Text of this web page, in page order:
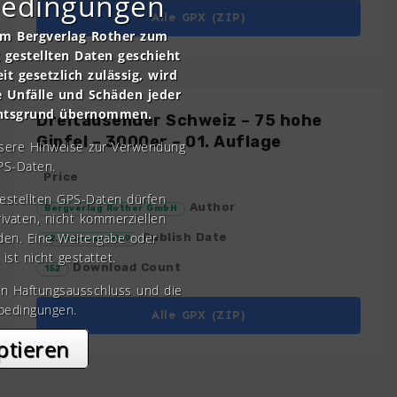
Alle GPX (ZIP)
Dreitausender Schweiz – 75 hohe
Gipfel – 3000er – 01. Auflage
Price
Bergverlag Rother GmbH Author
12. Februar 2019 Publish Date
152 Download Count
Alle GPX (ZIP)
Bergverlag Rother zum
Daten geschieht
gesetzlich zulässig, wird
und Schäden jeder
übernommen.
Hinweise zur Verwendung
Daten.
GPS-Daten dürfen
nicht kommerziellen
Eine Weitergabe oder
ist nicht gestattet.
Haftungsausschluss und die